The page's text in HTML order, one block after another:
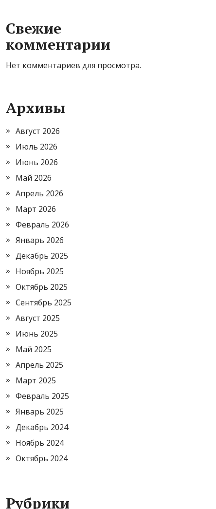
Свежие
комментарии
Нет комментариев для просмотра.
Архивы
Август 2026
Июль 2026
Июнь 2026
Май 2026
Апрель 2026
Март 2026
Февраль 2026
Январь 2026
Декабрь 2025
Ноябрь 2025
Октябрь 2025
Сентябрь 2025
Август 2025
Июнь 2025
Май 2025
Апрель 2025
Март 2025
Февраль 2025
Январь 2025
Декабрь 2024
Ноябрь 2024
Октябрь 2024
Рубрики